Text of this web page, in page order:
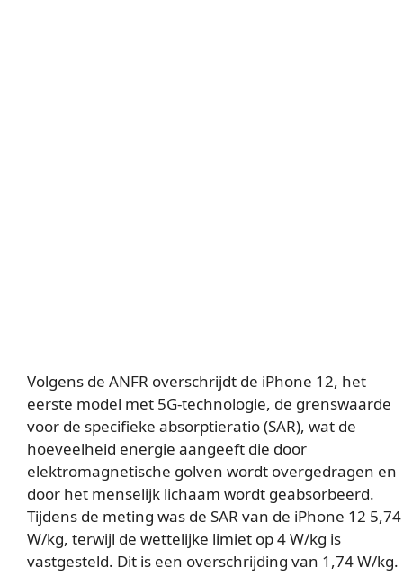
Volgens de ANFR overschrijdt de iPhone 12, het
eerste model met 5G-technologie, de grenswaarde
voor de specifieke absorptieratio (SAR), wat de
hoeveelheid energie aangeeft die door
elektromagnetische golven wordt overgedragen en
door het menselijk lichaam wordt geabsorbeerd.
Tijdens de meting was de SAR van de iPhone 12 5,74
W/kg, terwijl de wettelijke limiet op 4 W/kg is
vastgesteld. Dit is een overschrijding van 1,74 W/kg.